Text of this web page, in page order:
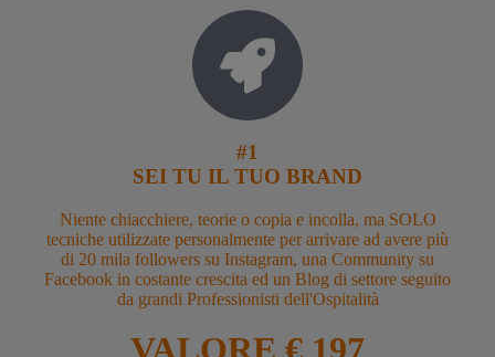
#1
SEI TU IL TUO BRAND
Niente chiacchiere, teorie o copia e incolla, ma SOLO
tecniche utilizzate personalmente per arrivare ad avere più
di 20 mila followers su Instagram, una Community su
Facebook in costante crescita ed un Blog di settore seguito
da grandi Professionisti dell'Ospitalità